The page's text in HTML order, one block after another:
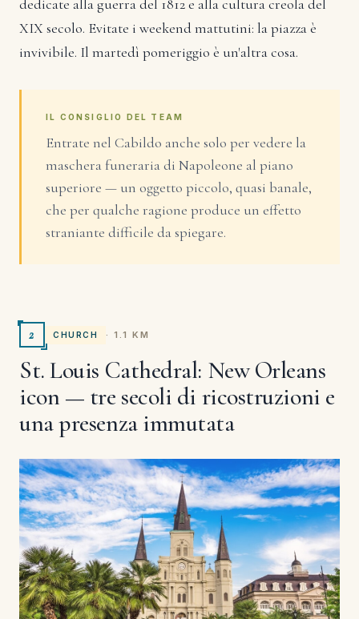
dedicate alla guerra del 1812 e alla cultura creola del
XIX secolo. Evitate i weekend mattutini: la piazza è
invivibile. Il martedì pomeriggio è un'altra cosa.
IL CONSIGLIO DEL TEAM
Entrate nel Cabildo anche solo per vedere la
maschera funeraria di Napoleone al piano
superiore — un oggetto piccolo, quasi banale,
che per qualche ragione produce un effetto
straniante difficile da spiegare.
2 CHURCH · 1.1 KM
St. Louis Cathedral: New Orleans
icon — tre secoli di ricostruzioni e
una presenza immutata